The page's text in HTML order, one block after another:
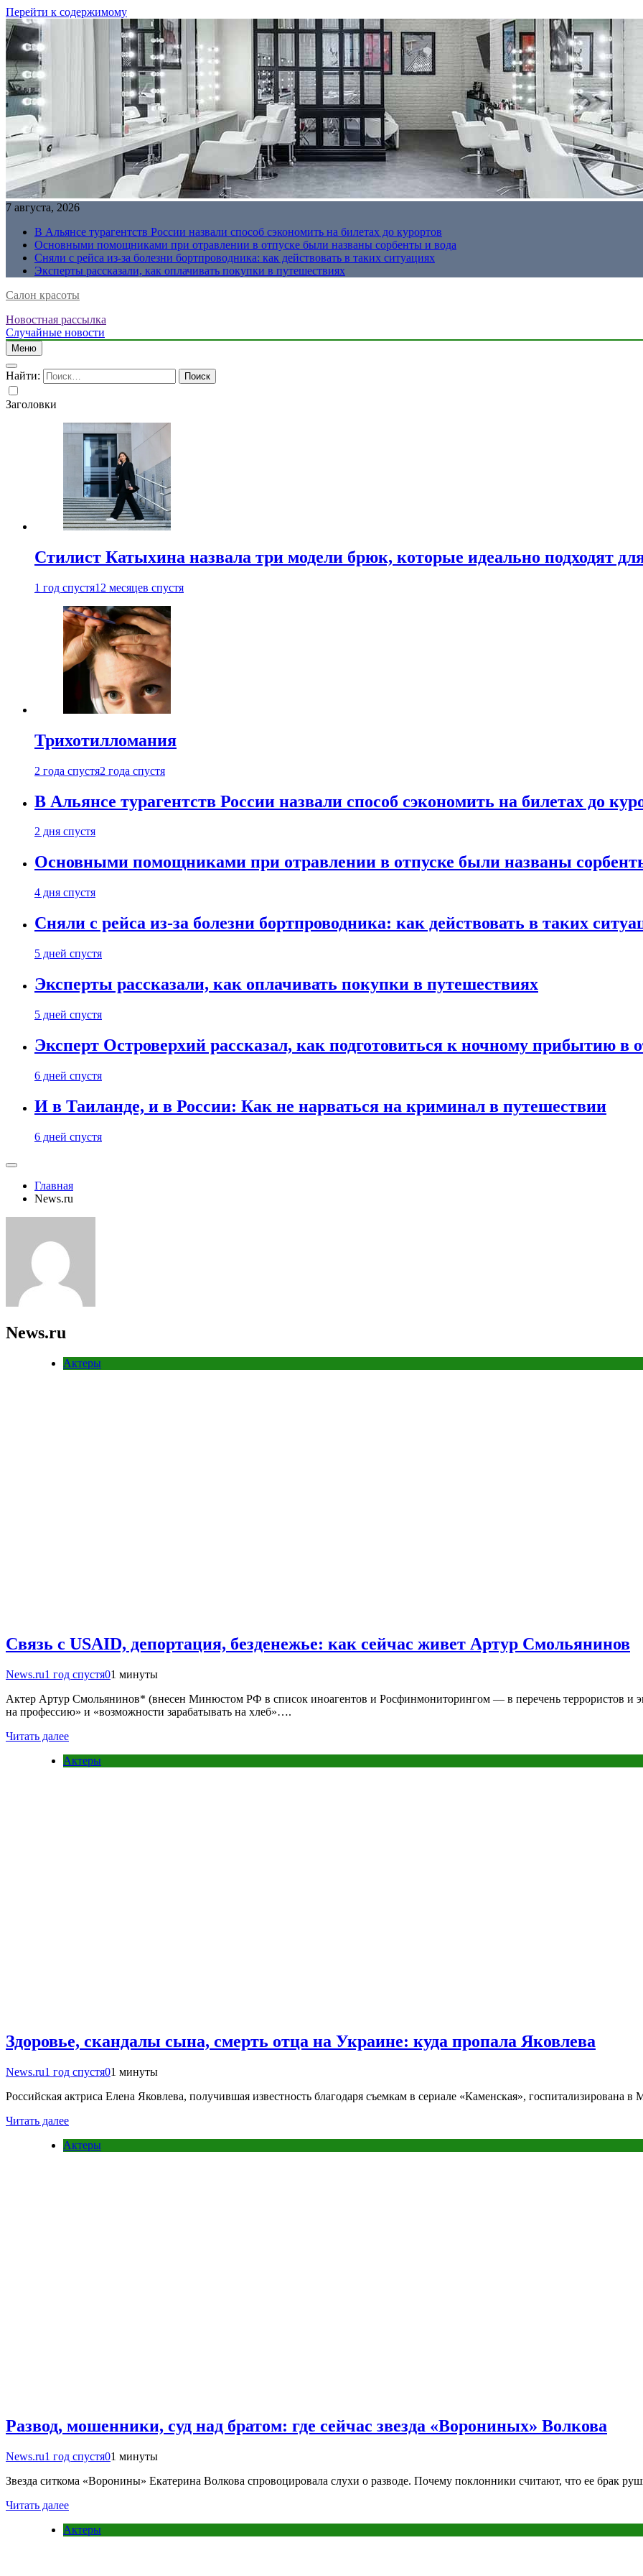
Перейти к содержимому
7 августа, 2026
В Альянсе турагентств России назвали способ сэкономить на билетах до курортов
Основными помощниками при отравлении в отпуске были названы сорбенты и вода
Сняли с рейса из-за болезни бортпроводника: как действовать в таких ситуациях
Эксперты рассказали, как оплачивать покупки в путешествиях
Салон красоты
Новостная рассылка
Случайные новости
Меню
Найти:
Заголовки
Стилист Катыхина назвала три модели брюк, которые идеально подходят
1 год спустя12 месяцев спустя
Трихотилломания
2 года спустя2 года спустя
В Альянсе турагентств России назвали способ сэкономить на билетах до
2 дня спустя
Основными помощниками при отравлении в отпуске были названы
4 дня спустя
Сняли с рейса из-за болезни бортпроводника: как действовать в таких
5 дней спустя
Эксперты рассказали, как оплачивать покупки в путешествиях
5 дней спустя
Эксперт Островерхий рассказал, как подготовиться к ночному прибытию в
6 дней спустя
И в Таиланде, и в России: Как не нарваться на криминал в путешествии
6 дней спустя
Главная
News.ru
News.ru
Актеры
Связь с USAID, депортация, безденежье: как сейчас живет Артур Смольянинов
News.ru1 год спустя01 минуты
Актер Артур Смольянинов* (внесен Минюстом РФ в список иноагентов и Росфинмониторингом — в перечень террористов и
на профессию» и «возможности зарабатывать на хлеб»….
Читать далее
Актеры
Здоровье, скандалы сына, смерть отца на Украине: куда пропала Яковлева
News.ru1 год спустя01 минуты
Российская актриса Елена Яковлева, получившая известность благодаря съемкам в сериале «Каменская», госпитализирована
Читать далее
Актеры
Развод, мошенники, суд над братом: где сейчас звезда «Ворониных» Волкова
News.ru1 год спустя01 минуты
Звезда ситкома «Воронины» Екатерина Волкова спровоцировала слухи о разводе. Почему поклонники считают, что ее брак
Читать далее
Актеры